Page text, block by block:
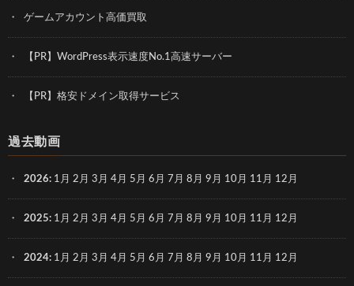
ゲームアカウント高価買取
【PR】WordPress表示速度No.1高速サーバー
【PR】格安ドメイン取得サービス
過去動画
2026: 1月 2月 3月 4月 5月 6月 7月 8月 9月 10月 11月 12月
2025: 1月 2月 3月 4月 5月 6月 7月 8月 9月 10月 11月 12月
2024: 1月 2月 3月 4月 5月 6月 7月 8月 9月 10月 11月 12月